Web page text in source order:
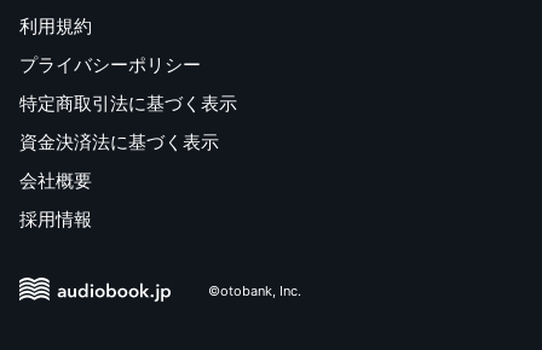
利用規約
プライバシーポリシー
特定商取引法に基づく表示
資金決済法に基づく表示
会社概要
採用情報
©otobank, Inc.